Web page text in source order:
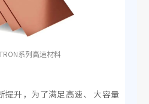
系列高速材料
提升，为了满足高速、 大容量